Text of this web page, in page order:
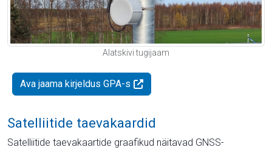
Alatskivi tugijaam
Ava jaama kirjeldus GPA-s
Satelliitide taevakaardid
Satelliitide taevakaartide graafikud näitavad GNSS-